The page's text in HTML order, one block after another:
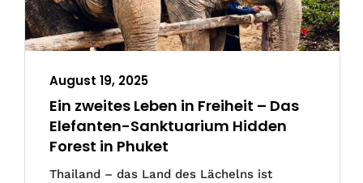
August 19, 2025
Ein zweites Leben in Freiheit – Das
Elefanten-Sanktuarium Hidden
Forest in Phuket
Thailand – das Land des Lächelns ist